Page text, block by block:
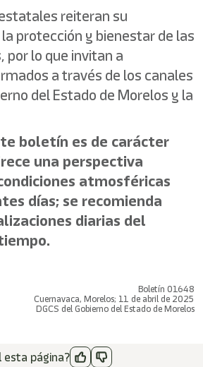
reiteran su
protección y bienestar de las
por lo que invitan a
a través de los canales
del Estado de Morelos y la
boletín es de carácter
una perspectiva
atmosféricas
días; se recomienda
diarias del
Boletín 01648
Cuernavaca, Morelos; 11 de abril de 2025
DGCS del Gobierno del Estado de Morelos
página?